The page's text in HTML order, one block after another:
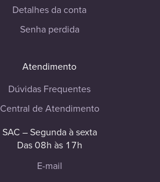
Detalhes da conta
Senha perdida
Atendimento
Dúvidas Frequentes
Central de Atendimento
SAC – Segunda à sexta
Das 08h às 17h
E-mail